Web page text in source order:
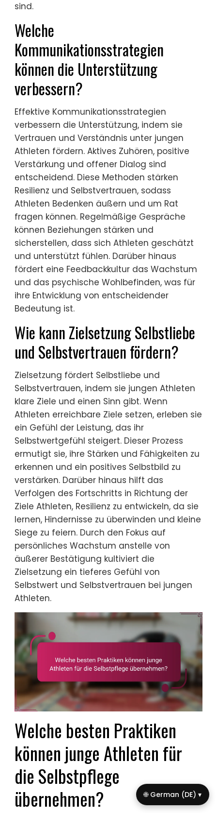
sind.
Welche
Kommunikationsstrategien
können die Unterstützung
verbessern?
Effektive Kommunikationsstrategien
verbessern die Unterstützung, indem sie
Vertrauen und Verständnis unter jungen
Athleten fördern. Aktives Zuhören, positive
Verstärkung und offener Dialog sind
entscheidend. Diese Methoden stärken
Resilienz und Selbstvertrauen, sodass
Athleten Bedenken äußern und um Rat
fragen können. Regelmäßige Gespräche
können Beziehungen stärken und
sicherstellen, dass sich Athleten geschätzt
und unterstützt fühlen. Darüber hinaus
fördert eine Feedbackkultur das Wachstum
und das psychische Wohlbefinden, was für
ihre Entwicklung von entscheidender
Bedeutung ist.
Wie kann Zielsetzung Selbstliebe
und Selbstvertrauen fördern?
Zielsetzung fördert Selbstliebe und
Selbstvertrauen, indem sie jungen Athleten
klare Ziele und einen Sinn gibt. Wenn
Athleten erreichbare Ziele setzen, erleben sie
ein Gefühl der Leistung, das ihr
Selbstwertgefühl steigert. Dieser Prozess
ermutigt sie, ihre Stärken und Fähigkeiten zu
erkennen und ein positives Selbstbild zu
verstärken. Darüber hinaus hilft das
Verfolgen des Fortschritts in Richtung der
Ziele Athleten, Resilienz zu entwickeln, da sie
lernen, Hindernisse zu überwinden und kleine
Siege zu feiern. Durch den Fokus auf
persönliches Wachstum anstelle von
äußerer Bestätigung kultiviert die
Zielsetzung ein tieferes Gefühl von
Selbstwert und Selbstvertrauen bei jungen
Athleten.
Welche besten Praktiken
können junge Athleten für
die Selbstpflege
übernehmen?
🌐 German (DE) ▾